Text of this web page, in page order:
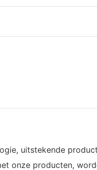
uitstekende
onze producten,